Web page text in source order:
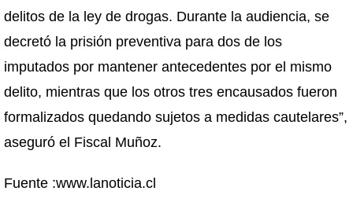
delitos de la ley de drogas. Durante la audiencia, se
decretó la prisión preventiva para dos de los
imputados por mantener antecedentes por el mismo
delito, mientras que los otros tres encausados fueron
formalizados quedando sujetos a medidas cautelares”,
aseguró el Fiscal Muñoz.
Fuente :www.lanoticia.cl